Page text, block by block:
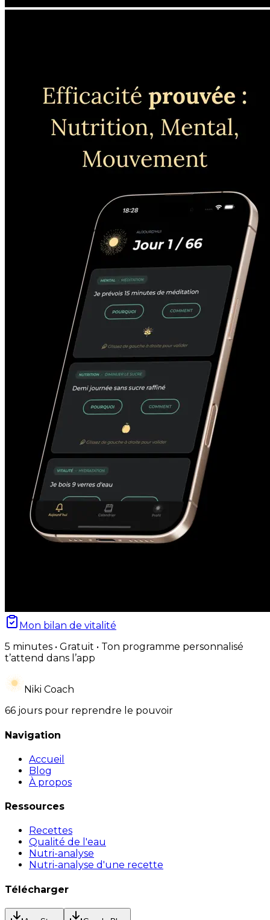
Mon bilan de vitalité
5 minutes • Gratuit • Ton programme personnalisé
t’attend dans l’app
Niki Coach
66 jours pour reprendre le pouvoir
Navigation
Accueil
Blog
À propos
Ressources
Recettes
Qualité de l'eau
Nutri-analyse
Nutri-analyse d'une recette
Télécharger